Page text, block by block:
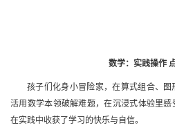
数学：实践操作
孩子们化身小冒险家，在算式组合、图
活用数学本领破解难题，在沉浸式体验里
在实践中收获了学习的快乐与自信。